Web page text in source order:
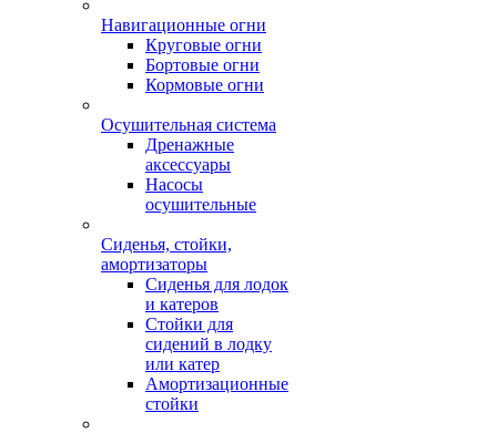
Навигационные огни
Круговые огни
Бортовые огни
Кормовые огни
Осушительная система
Дренажные
аксессуары
Насосы
осушительные
Сиденья, стойки,
амортизаторы
Сиденья для лодок
и катеров
Стойки для
сидений в лодку
или катер
Амортизационные
стойки